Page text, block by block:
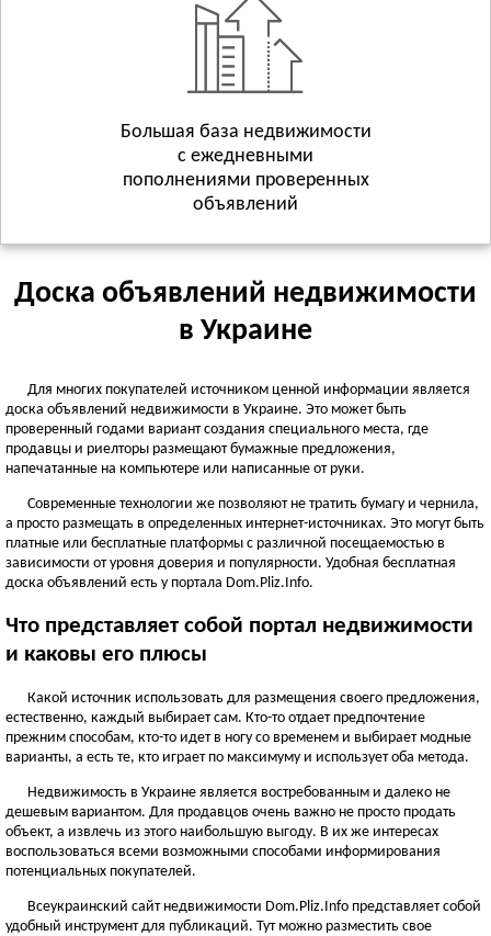
ХМЕЛЬНИЦКАЯ ОБЛАСТЬ
Смотреть всё
ЧЕРКАССКАЯ ОБЛАСТЬ
ЧЕРНИГОВСКАЯ ОБЛАСТЬ
Бахмач
Смотреть всё
ЧЕРНОВИЦКАЯ ОБЛАСТЬ
Черновцы
Новоднестровск
Вижница
Смотреть всё
Севастополь
Керчь
Смотреть всё
Большая база недвижимости
с ежедневными
пополнениями проверенных
объявлений
Доска объявлений недвижимости
в Украине
Для многих покупателей источником ценной информации является
доска объявлений недвижимости в Украине. Это может быть
проверенный годами вариант создания специального места, где
продавцы и риелторы размещают бумажные предложения,
напечатанные на компьютере или написанные от руки.
Современные технологии же позволяют не тратить бумагу и чернила,
а просто размещать в определенных интернет-источниках. Это могут быть
платные или бесплатные платформы с различной посещаемостью в
зависимости от уровня доверия и популярности. Удобная бесплатная
доска объявлений есть у портала Dom.Pliz.Info.
Что представляет собой портал недвижимости
и каковы его плюсы
Какой источник использовать для размещения своего предложения,
естественно, каждый выбирает сам. Кто-то отдает предпочтение
прежним способам, кто-то идет в ногу со временем и выбирает модные
варианты, а есть те, кто играет по максимуму и использует оба метода.
Недвижимость в Украине является востребованным и далеко не
дешевым вариантом. Для продавцов очень важно не просто продать
объект, а извлечь из этого наибольшую выгоду. В их же интересах
воспользоваться всеми возможными способами информирования
потенциальных покупателей.
Всеукраинский сайт недвижимости Dom.Pliz.Info представляет собой
удобный инструмент для публикаций. Тут можно разместить свое